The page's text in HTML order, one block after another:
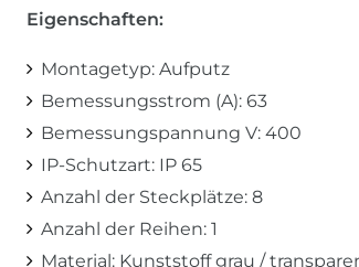
Eigenschaften:
Montagetyp: Aufputz
Bemessungsstrom (A): 63
Bemessungspannung V: 400
IP-Schutzart: IP 65
Anzahl der Steckplätze: 8
Anzahl der Reihen: 1
Material: Kunststoff grau /